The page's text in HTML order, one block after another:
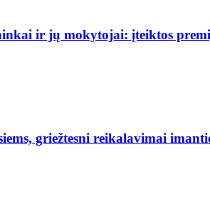
ir jų mokytojai: įteiktos
griežtesni reikalavimai